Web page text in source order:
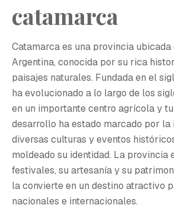
catamarca
Catamarca es una provincia
Argentina, conocida por su rica
paisajes naturales. Fundada en el
ha evolucionado a lo largo de los
en un importante centro agrícola y
desarrollo ha estado marcado por la
diversas culturas y eventos
moldeado su identidad. La provincia
festivales, su artesanía y su
la convierte en un destino atractivo
nacionales e internacionales.